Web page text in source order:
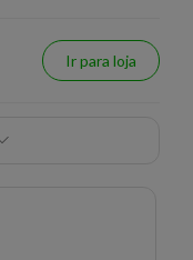
Ir para loja